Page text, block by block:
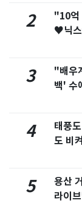
2
"10억
♥닉스
3
"배우
백' 수
4
태풍
도 비
5
용산
라이